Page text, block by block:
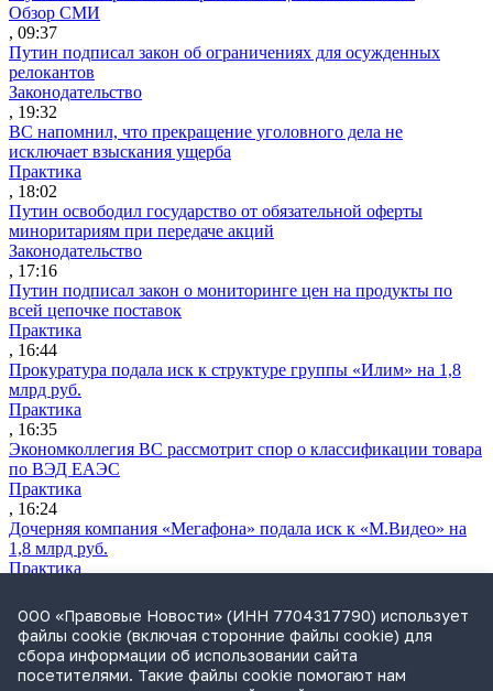
Обзор СМИ
, 09:37
Путин подписал закон об ограничениях для осужденных
релокантов
Законодательство
, 19:32
ВС напомнил, что прекращение уголовного дела не
исключает взыскания ущерба
Практика
, 18:02
Путин освободил государство от обязательной оферты
миноритариям при передаче акций
Законодательство
, 17:16
Путин подписал закон о мониторинге цен на продукты по
всей цепочке поставок
Практика
, 16:44
Прокуратура подала иск к структуре группы «Илим» на 1,8
млрд руб.
Практика
, 16:35
Экономколлегия ВС рассмотрит спор о классификации товара
по ВЭД ЕАЭС
Практика
, 16:24
Дочерняя компания «Мегафона» подала иск к «М.Видео» на
1,8 млрд руб.
Практика
СИП проверит отмену патента на систему управления
устройствами после возражений «Яндекса»
Практика
, 15:17
Суды 10 стран рассматривают иски российской «дочки»
ООО «Правовые Новости» (ИНН 7704317790) использует
файлы cookie (включая сторонние файлы cookie) для
сбора информации об использовании сайта
посетителями. Такие файлы cookie помогают нам